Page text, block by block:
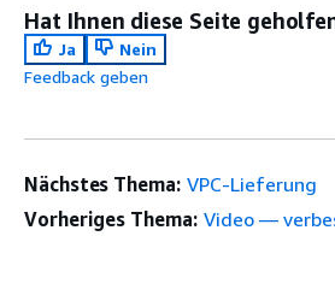
Hat Ihnen diese Seite
Ja
Nein
Feedback geben
Nächstes Thema: VPC-Lieferung
Vorheriges Thema: Video —